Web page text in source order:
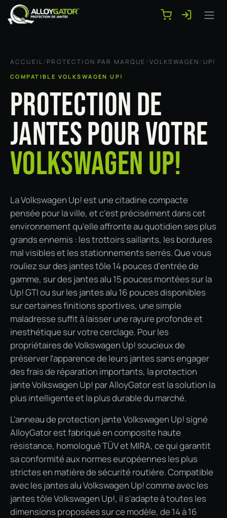
Se rendre au contenu
ACCUEIL/ PROTECTION PAR MARQUE /VOLKSWAGEN/ UP!
COMPATIBLE VOLKSWAGEN UP!
PROTECTION DE
JANTES POUR VOTRE
VOLKSWAGEN UP!
La Volkswagen Up! est une citadine compacte
pensée pour la ville, et c'est précisément dans cet
environnement qu'elle affronte au quotidien ses plus
grands ennemis : les trottoirs saillants, les bordures
mal visibles et les stationnements serrés. Que vous
rouliez sur des jantes tôle 14 pouces d'entrée de
gamme, sur des jantes alu 15 pouces montées sur la
Up! GTI ou sur les jantes alu 16 pouces disponibles
sur certaines finitions sportives, une simple
maladresse suffit à laisser une rayure profonde et
inesthétique sur votre cerclage. Pour les
propriétaires de Volkswagen Up! soucieux de
préserver l'apparence de leurs jantes sans engager
des frais de réparation importants, la protection
jante Volkswagen Up! par AlloyGator est la solution la
plus intelligente et la plus durable du marché.
L'anneau de protection jante Volkswagen Up! signé
AlloyGator est fabriqué en composite haute
résistance, homologué TÜV et MIRA, ce qui garantit
sa conformité aux normes européennes les plus
strictes en matière de sécurité routière. Compatible
avec les jantes alu Volkswagen Up! comme avec les
jantes tôle Volkswagen Up!, il s'adapte à toutes les
dimensions proposées sur ce modèle, de 14 à 16